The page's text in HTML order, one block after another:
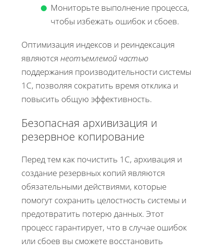
Мониторьте выполнение процесса,
чтобы избежать ошибок и сбоев.
Оптимизация индексов и реиндексация
являются неотъемлемой частью
поддержания производительности системы
1С, позволяя сократить время отклика и
повысить общую эффективность.
Безопасная архивизация и
резервное копирование
Перед тем как почистить 1С, архивация и
создание резервных копий являются
обязательными действиями, которые
помогут сохранить целостность системы и
предотвратить потерю данных. Этот
процесс гарантирует, что в случае ошибок
или сбоев вы сможете восстановить